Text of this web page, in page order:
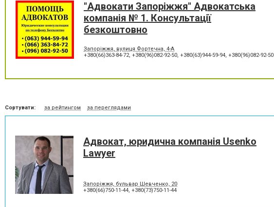
"Адвокати Запоріжжя" Адвокатська
компанія № 1. Консультації
безкоштовно
Запоріжжя, вулиця Фортечна, 4-А
+380(66)363-84-72, +380(96)082-92-50, +380(63)944-59-94, +380(96)082-92-50
Сортувати: за рейтингом за переглядами
Адвокат, юридична компанія Usenko
Lawyer
Запоріжжя, бульвар Шевченко, 20
+380(66)750-11-44, +380(73)750-11-44